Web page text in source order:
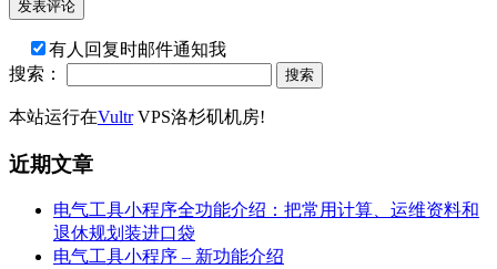
有人回复时邮件通知我
搜索：
本站运行在VultrVPS洛杉矶机房!
近期文章
电气工具小程序全功能介绍：把常用计算、运维资料和
退休规划装进口袋
电气工具小程序 – 新功能介绍